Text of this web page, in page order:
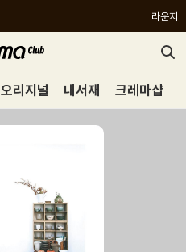
라운지
오리지널 내서재 크레마샵